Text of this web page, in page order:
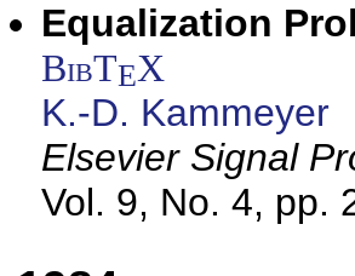
Equalization
BibTEX
K.-D. Kammeyer
Elsevier Signal
Vol. 9, No. 4, pp.